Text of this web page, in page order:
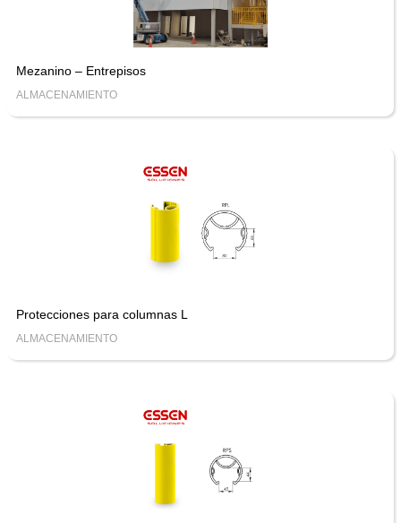
Mezanino – Entrepisos
ALMACENAMIENTO
Protecciones para columnas L
ALMACENAMIENTO